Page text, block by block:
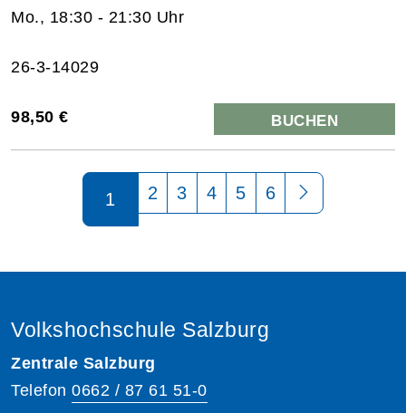
Mo., 18:30 - 21:30 Uhr
26-3-14029
98,50 € BUCHEN
Seite 1 von 6
1 2 3 4 5 6
Volkshochschule Salzburg
Zentrale Salzburg
Telefon 0662 / 87 61 51-0